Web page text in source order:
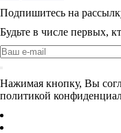
Подпишитесь на
Будьте в числе первых,
Нажимая кнопку, Вы
политикой